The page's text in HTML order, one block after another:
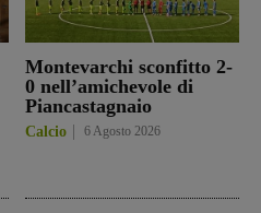
Montevarchi sconfitto 2-
0 nell’amichevole di
Piancastagnaio
Calcio 6 Agosto 2026